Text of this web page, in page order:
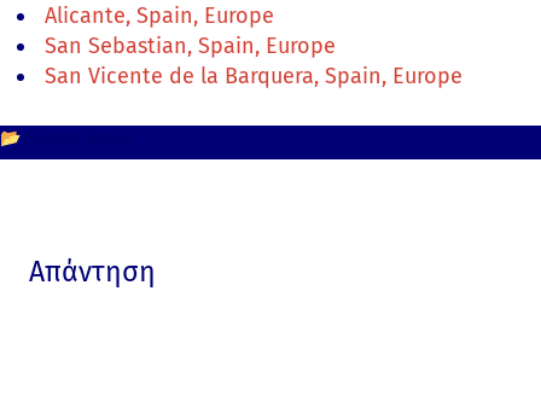
Alicante, Spain, Europe
San Sebastian, Spain, Europe
San Vicente de la Barquera, Spain, Europe
📂
Απάντηση